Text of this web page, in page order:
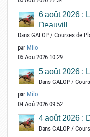
6 août 2026 :
Deauvill...
Dans GALOP / Courses de
par Milo
05 Aoû 2026 10:29
5 août 2026 :
Dans GALOP /
par Milo
04 Aoû 2026 09:52
4 août 2026 :
Dans GALOP /